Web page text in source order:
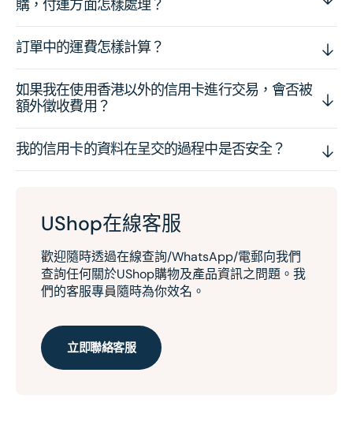
購，付運方面怎樣處理？
訂單中的運費怎樣計算？
如果我在使用香港以外的信用卡進行交易，會否被
額外徵收費用？
我的信用卡的資料在呈交的過程中是否安全？
UShop在線客服
歡迎隨時透過在線查詢/WhatsApp/電郵向我們
查詢任何關於UShop購物及產品資訊之問題。我
們的客服專員隨時為你效名。
立即聯絡客服